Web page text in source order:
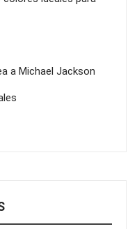
a Michael Jackson